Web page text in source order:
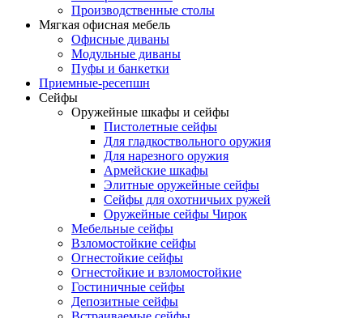
Производственные столы
Мягкая офисная мебель
Офисные диваны
Модульные диваны
Пуфы и банкетки
Приемные-ресепшн
Сейфы
Оружейные шкафы и сейфы
Пистолетные сейфы
Для гладкоствольного оружия
Для нарезного оружия
Армейские шкафы
Элитные оружейные сейфы
Сейфы для охотничьих ружей
Оружейные сейфы Чирок
Мебельные сейфы
Взломостойкие сейфы
Огнестойкие сейфы
Огнестойкие и взломостойкие
Гостиничные сейфы
Депозитные сейфы